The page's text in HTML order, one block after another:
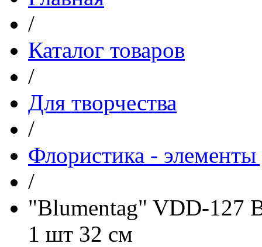
/
Каталог товаров
/
Для творчества
/
Флористика - элементы
/
"Blumentag" VDD-127
1 шт 32 см